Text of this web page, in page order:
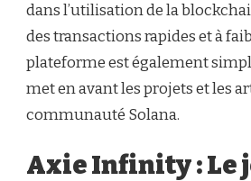
dans l’utilisation de la
des transactions rapides et à
plateforme est également
met en avant les projets et les
communauté Solana.
Axie Infinity : Le